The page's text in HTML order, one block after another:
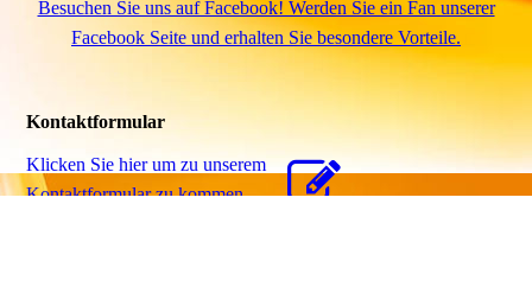
Besuchen Sie uns auf Facebook! Werden Sie ein Fan unserer
Facebook Seite und erhalten Sie besondere Vorteile.
Kontaktformular
Klicken Sie hier um zu unserem
Kon­takt­for­mu­lar zu kommen